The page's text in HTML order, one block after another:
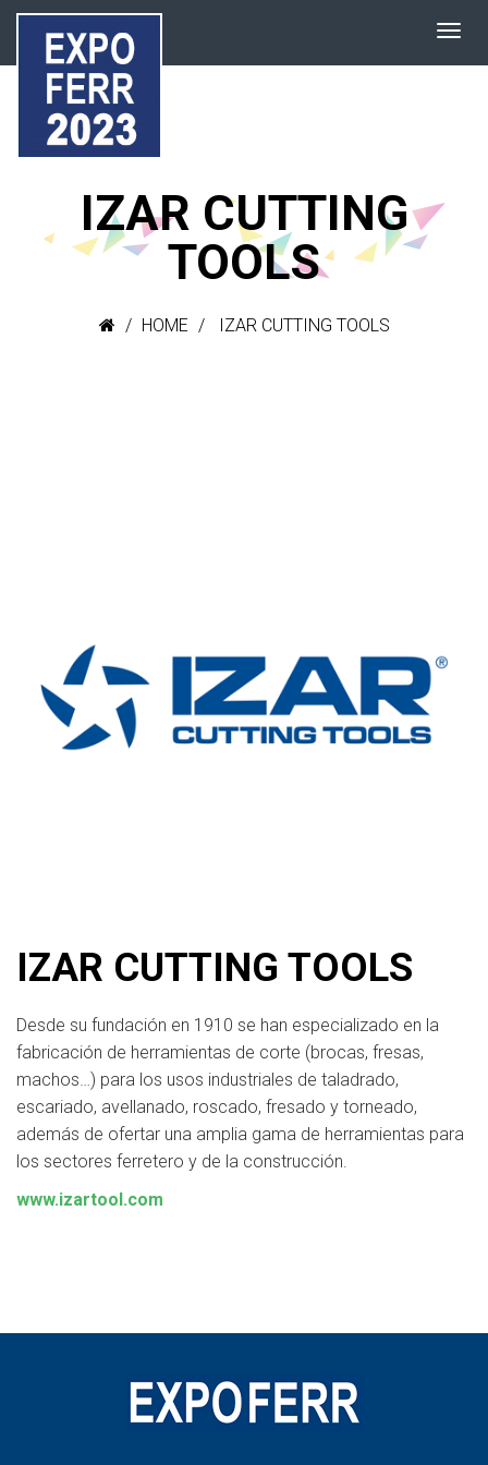
IZAR CUTTING
TOOLS
HOME IZAR CUTTING TOOLS
IZAR CUTTING TOOLS
Desde su fundación en 1910 se han especializado en la
fabricación de herramientas de corte (brocas, fresas,
machos…) para los usos industriales de taladrado,
escariado, avellanado, roscado, fresado y torneado,
además de ofertar una amplia gama de herramientas para
los sectores ferretero y de la construcción.
www.izartool.com